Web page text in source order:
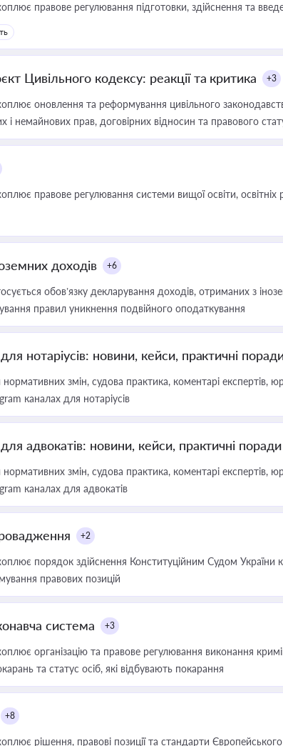
правове регулювання підготовки, здійснення та
Цивільного кодексу: реакції та критика +3
оновлення та реформування цивільного
і немайнових прав, договірних відносин та правового
правове регулювання системи вищої освіти, освітніх
доходів +6
обов’язку декларування доходів, отриманих з
правил уникнення подвійного оподаткування
нотаріусів: новини, кейси, практичні
змін, судова практика, коментарі експертів,
каналах для нотаріусів
адвокатів: новини, кейси, практичні поради
змін, судова практика, коментарі експертів,
каналах для адвокатів
+2
порядок здійснення Конституційним Судом України
правових позицій
система +3
організацію та правове регулювання виконання
та статус осіб, які відбувають покарання
+8
рішення, правові позиції та стандарти